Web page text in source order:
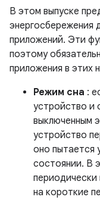
В этом выпуске
энергосбережения
приложений. Эти
поэтому
приложения в этих
Режим сна :
устройство и
выключенным
устройство
оно пытается
состоянии. В
на короткие